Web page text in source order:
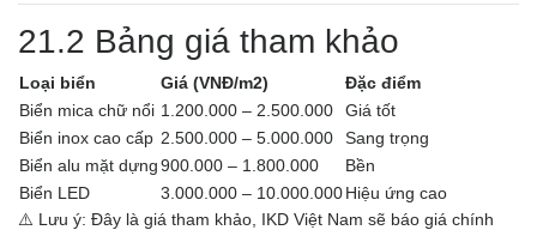
21.2 Bảng giá tham khảo
Loại biển Giá (VNĐ/m2)
Đặc điểm
Biển mica chữ nổi 1.200.000 – 2.500.000
Giá tốt
Biển inox cao cấp 2.500.000 – 5.000.000
Sang trọng
Biển alu mặt dựng900.000 – 1.800.000
Bền
Biển LED
3.000.000 – 10.000.000Hiệu ứng cao
⚠️ Lưu ý: Đây là giá tham khảo, IKD Việt Nam sẽ báo giá chính